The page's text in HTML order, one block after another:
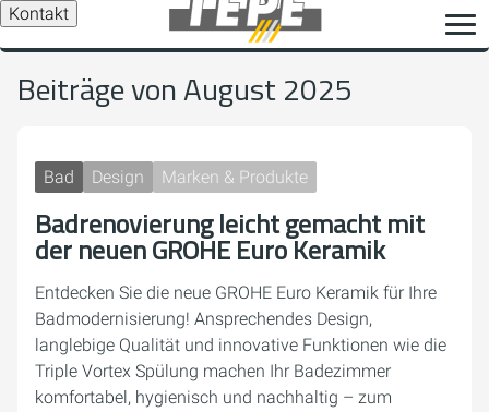
Kontakt
Beiträge von August 2025
Bad Design Marken & Produkte
Badrenovierung leicht gemacht mit
der neuen GROHE Euro Keramik
Entdecken Sie die neue GROHE Euro Keramik für Ihre
Badmodernisierung! Ansprechendes Design,
langlebige Qualität und innovative Funktionen wie die
Triple Vortex Spülung machen Ihr Badezimmer
komfortabel, hygienisch und nachhaltig – zum